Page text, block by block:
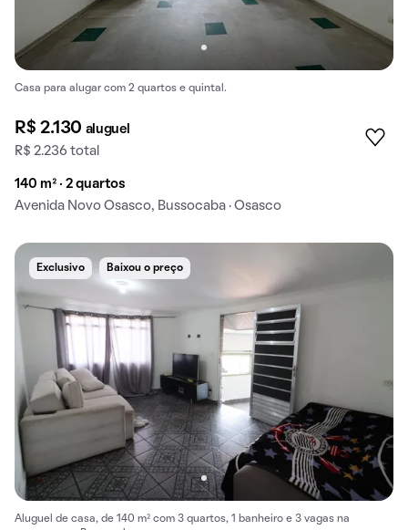
Casa para alugar com 2 quartos e quintal.
R$ 2.130 aluguel
R$ 2.236 total
140 m² · 2 quartos
Avenida Novo Osasco, Bussocaba · Osasco
Exclusivo Baixou o preço
Aluguel de casa, de 140 m² com 3 quartos, 1 banheiro e 3 vagas na